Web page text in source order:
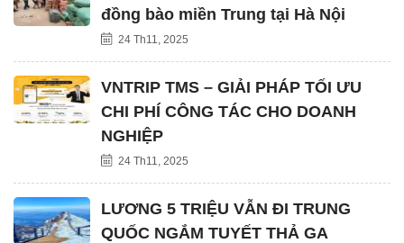
đồng bào miền Trung tại Hà Nội
24 Th11, 2025
VNTRIP TMS – GIẢI PHÁP TỐI ƯU
CHI PHÍ CÔNG TÁC CHO DOANH
NGHIỆP
24 Th11, 2025
LƯƠNG 5 TRIỆU VẪN ĐI TRUNG
QUỐC NGẮM TUYẾT THẢ GA